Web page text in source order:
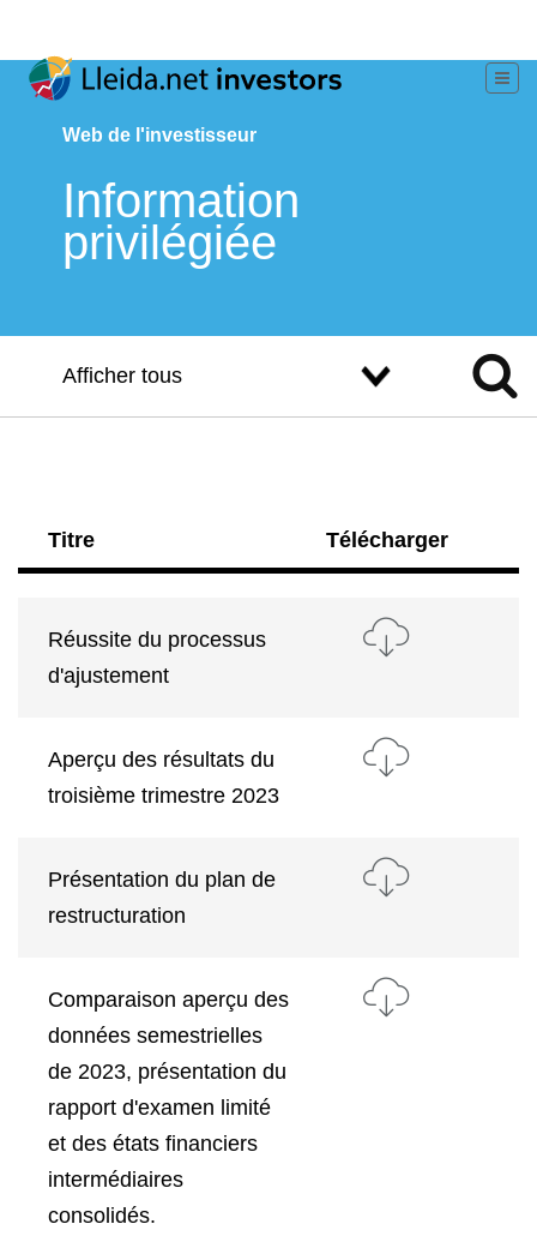
Web de l'investisseur
Information
privilégiée
Afficher tous
Titre Télécharger
Réussite du processus
d'ajustement
Aperçu des résultats du
troisième trimestre 2023
Présentation du plan de
restructuration
Comparaison aperçu des
données semestrielles
de 2023, présentation du
rapport d'examen limité
et des états financiers
intermédiaires
consolidés.